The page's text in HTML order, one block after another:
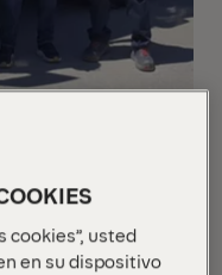
de
avanzada y
cookies”, usted
en su dispositivo